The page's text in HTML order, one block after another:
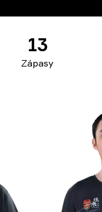
Zápasy
13